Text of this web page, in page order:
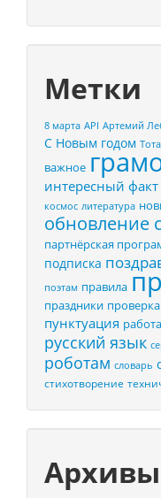
Метки
8 марта API Артемий
С Новым годом
важное
интересный факт
космос литература
обновление
партнёрская
подписка
поэтам правила
праздники
пунктуация
русский язык
роботам словарь
стихотворение
Архивы